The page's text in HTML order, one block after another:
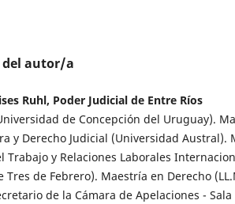
autor/a
Ruhl, Poder Judicial de Entre Ríos
de Concepción del Uruguay).
y Derecho Judicial (Universidad Austral).
Trabajo y Relaciones Laborales
Tres de Febrero). Maestría en Derecho
de la Cámara de Apelaciones -